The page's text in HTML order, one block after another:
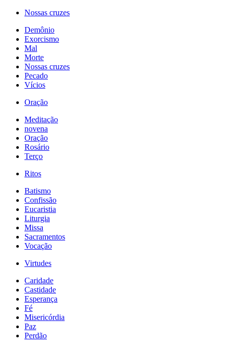
Nossas cruzes
Demônio
Exorcismo
Mal
Morte
Nossas cruzes
Pecado
Vícios
Oração
Meditação
novena
Oração
Rosário
Terço
Ritos
Batismo
Confissão
Eucaristia
Liturgia
Missa
Sacramentos
Vocação
Virtudes
Caridade
Castidade
Esperança
Fé
Misericórdia
Paz
Perdão